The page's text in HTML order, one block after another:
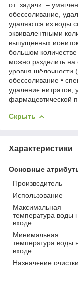
от задачи –
обессоливание,
удаляются из воды
эквивалентными
выпущенных
большом количестве
можно разделить
уровня щёлочности
обессоливание •
удаление нитратов,
фармацевтической
Скрыть
Характеристики
Основные
Производитель
Использование
Максимальная
температура воды
входе
Минимальная
температура воды
входе
Назначение очистки